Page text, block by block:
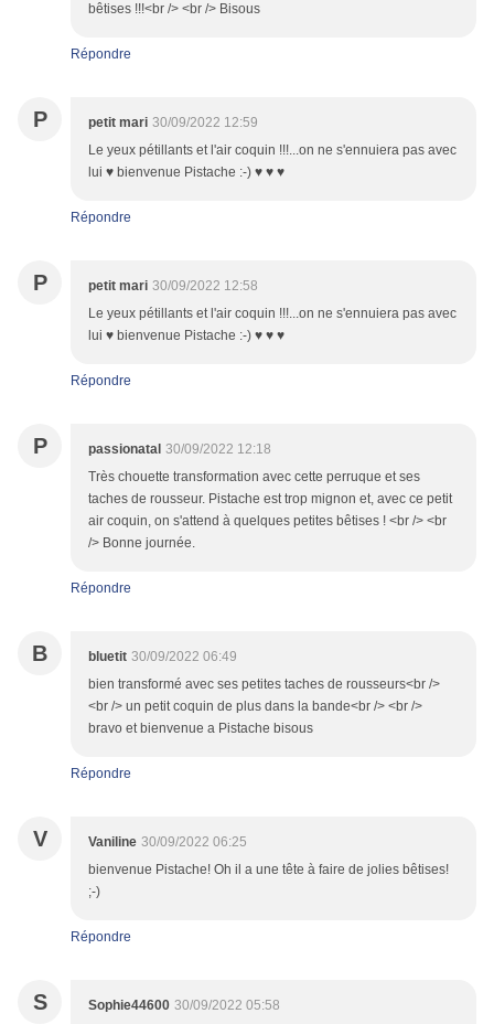
bêtises !!!<br /> <br /> Bisous
Répondre
P petit mari 30/09/2022 12:59
Le yeux pétillants et l'air coquin !!!...on ne s'ennuiera pas avec
lui ♥ bienvenue Pistache :-) ♥ ♥ ♥
Répondre
P petit mari 30/09/2022 12:58
Le yeux pétillants et l'air coquin !!!...on ne s'ennuiera pas avec
lui ♥ bienvenue Pistache :-) ♥ ♥ ♥
Répondre
P passionatal 30/09/2022 12:18
Très chouette transformation avec cette perruque et ses
taches de rousseur. Pistache est trop mignon et, avec ce petit
air coquin, on s'attend à quelques petites bêtises ! <br /> <br
/> Bonne journée.
Répondre
B bluetit 30/09/2022 06:49
bien transformé avec ses petites taches de rousseurs<br />
<br /> un petit coquin de plus dans la bande<br /> <br />
bravo et bienvenue a Pistache bisous
Répondre
V Vaniline 30/09/2022 06:25
bienvenue Pistache! Oh il a une tête à faire de jolies bêtises!
;-)
Répondre
S Sophie44600 30/09/2022 05:58